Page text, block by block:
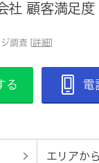
社 顧客満足度
調査 [詳細]
る 電
エリアか